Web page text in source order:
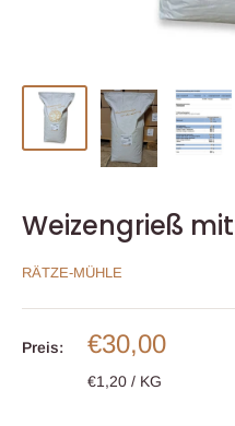
Weizengrieß
RÄTZE-MÜHLE
Preis: Sonderpreis
€30,00
€1,20 / KG